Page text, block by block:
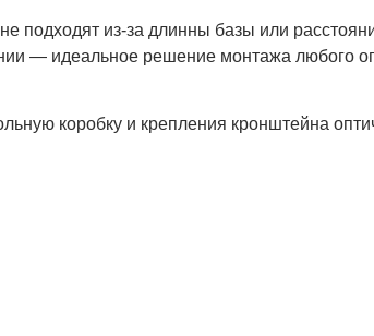
подходят из-за длинны базы или
— идеальное решение монтажа любого
коробку и крепления кронштейна